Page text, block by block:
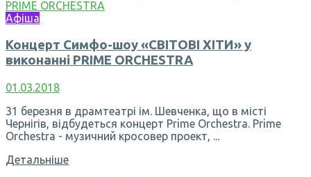
Афіша
Концерт Симфо-шоу «СВІТОВІ ХІТИ» у
виконанні PRIME ORCHESTRA
01.03.2018
31 березня в драмтеатрі ім. Шевченка, що в місті
Чернігів, відбудеться концерт Prime Orchestra. Prime
Orchestra - музичний кросовер проект, ...
Детальніше